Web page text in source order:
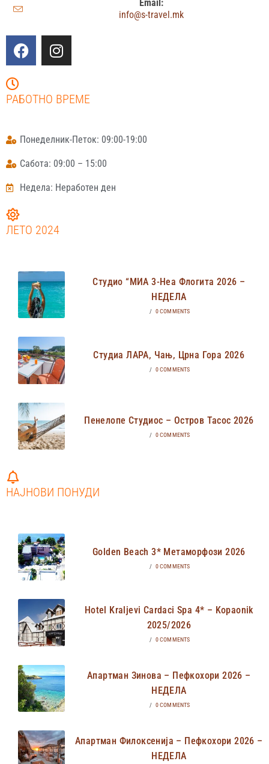
Email:
info@s-travel.mk
РАБОТНО ВРЕМЕ
Понеделник-Петок: 09:00-19:00
Сабота: 09:00 – 15:00
Недела: Неработен ден
ЛЕТО 2024
Студио “МИА 3-Неа Флогита 2026 –
НЕДЕЛА
/ 0 COMMENTS
Студиа ЛАРА, Чањ, Црна Гора 2026
/ 0 COMMENTS
Пенелопе Студиос – Остров Тасос 2026
/ 0 COMMENTS
НАЈНОВИ ПОНУДИ
Golden Beach 3* Метаморфози 2026
/ 0 COMMENTS
Hotel Kraljevi Cardaci Spa 4* – Kopaonik
2025/2026
/ 0 COMMENTS
Апартман Зинова – Пефкохори 2026 –
НЕДЕЛА
/ 0 COMMENTS
Апартман Филоксенија – Пефкохори 2026 –
НЕДЕЛА